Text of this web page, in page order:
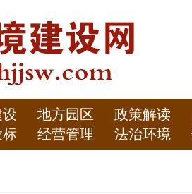
地方园区 政策解读
经营管理 法治环境